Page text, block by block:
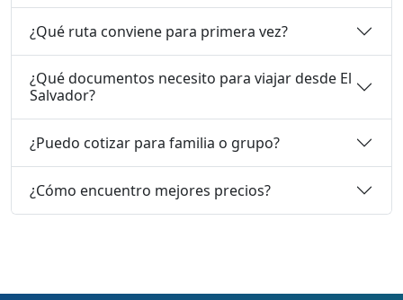
¿Qué ruta conviene para primera vez?
¿Qué documentos necesito para viajar desde El
Salvador?
¿Puedo cotizar para familia o grupo?
¿Cómo encuentro mejores precios?